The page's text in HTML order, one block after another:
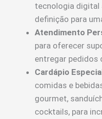
tecnologia digital
definição para
Atendimento
para oferecer
entregar pedidos
Cardápio
comidas e
gourmet,
cocktails, para